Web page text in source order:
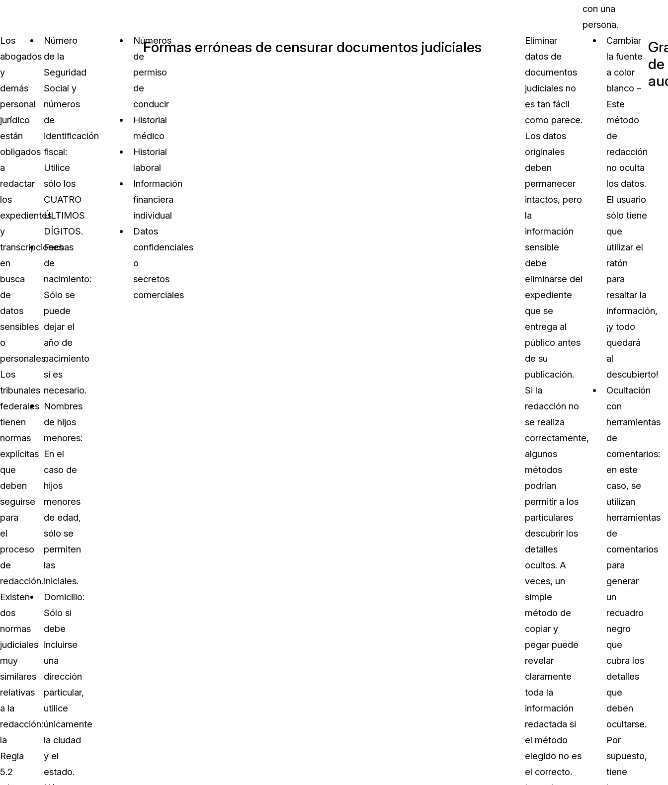
con una
persona.
Los
abogados
y
demás
personal
jurídico
están
obligados
a
redactar
los
expedientes
y
transcripciones
en
busca
de
datos
sensibles
o
personales.
Los
tribunales
federales
tienen
normas
explícitas
que
deben
seguirse
para
el
proceso
de
redacción.
Existen
dos
normas
judiciales
muy
similares
relativas
a la
redacción:
la
Regla
5.2
Número
de la
Seguridad
Social y
números
de
identificación
fiscal:
Utilice
sólo los
CUATRO
ÚLTIMOS
DÍGITOS.
Fechas
de
nacimiento:
Sólo se
puede
dejar el
año de
nacimiento
si es
necesario.
Nombres
de hijos
menores:
En el
caso de
hijos
menores
de edad,
sólo se
permiten
las
iniciales.
Domicilio:
Sólo si
debe
incluirse
una
dirección
particular,
utilice
únicamente
la ciudad
y el
estado.
Números
de
permiso
de
conducir
Historial
médico
Historial
laboral
Información
financiera
individual
Datos
confidenciales
o
secretos
comerciales
Formas erróneas de censurar documentos judiciales
Eliminar
datos de
documentos
judiciales no
es tan fácil
como parece.
Los datos
originales
deben
permanecer
intactos, pero
la
información
sensible
debe
eliminarse del
expediente
que se
entrega al
público antes
de su
publicación.
Si la
redacción no
se realiza
correctamente,
algunos
métodos
podrían
permitir a los
particulares
descubrir los
detalles
ocultos. A
veces, un
simple
método de
copiar y
pegar puede
revelar
claramente
toda la
información
redactada si
el método
elegido no es
el correcto.
Cambiar
la fuente
a color
blanco –
Este
método
de
redacción
no oculta
los datos.
El usuario
sólo tiene
que
utilizar el
ratón
para
resaltar la
información,
¡y todo
quedará
al
descubierto!
Ocultación
con
herramientas
de
comentarios:
en este
caso, se
utilizan
herramientas
de
comentarios
para
generar
un
recuadro
negro
que
cubra los
detalles
que
deben
ocultarse.
Por
supuesto,
tiene
de